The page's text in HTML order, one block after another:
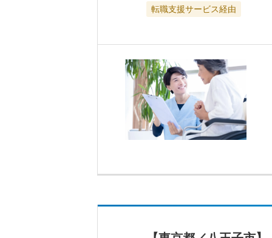
転職支援サービス経由